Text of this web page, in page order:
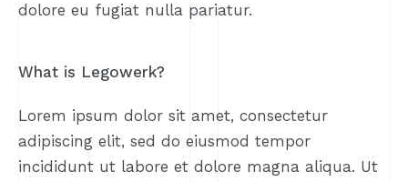
dolore eu fugiat nulla pariatur.
What is Legowerk?
Lorem ipsum dolor sit amet, consectetur
adipiscing elit, sed do eiusmod tempor
incididunt ut labore et dolore magna aliqua. Ut